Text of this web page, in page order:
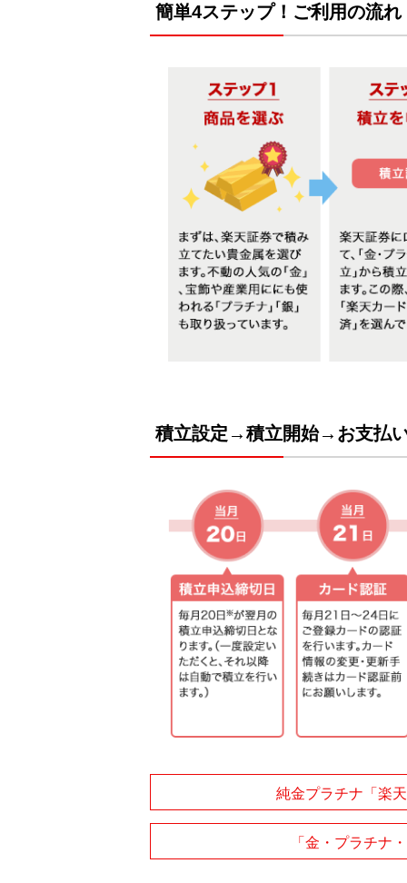
簡単4ステップ！ご利用の流れ
積立設定→積立開始→お支払
純金プラチナ「楽
「金・プラチナ